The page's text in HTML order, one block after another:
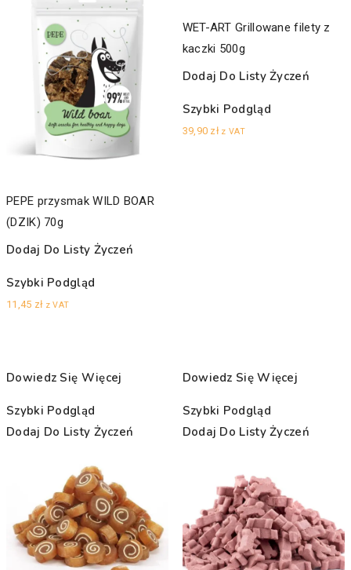
PEPE przysmak WILD BOAR
(DZIK) 70g
Dodaj Do Listy Życzeń
Szybki Podgląd
11,45 zł z VAT
WET-ART Grillowane filety z
kaczki 500g
Dodaj Do Listy Życzeń
Szybki Podgląd
39,90 zł z VAT
Dowiedz Się Więcej
Szybki Podgląd
Dodaj Do Listy Życzeń
Dowiedz Się Więcej
Szybki Podgląd
Dodaj Do Listy Życzeń